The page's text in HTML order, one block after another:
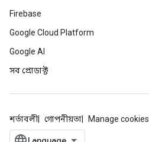
Firebase
Google Cloud Platform
Google AI
সব প্রোডাক্ট
শর্তাবলী গোপনীয়তা Manage cookies